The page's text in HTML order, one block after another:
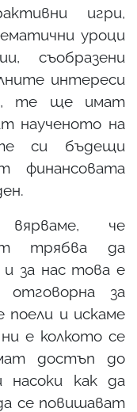
игри,
уроци
съобразени
интереси
те ще имат
наученото на
си бъдещи
финансовата
че
трябва да
и за нас това е
за
поели и искаме
е колкото се
достъп до
насоки как да
се повишават